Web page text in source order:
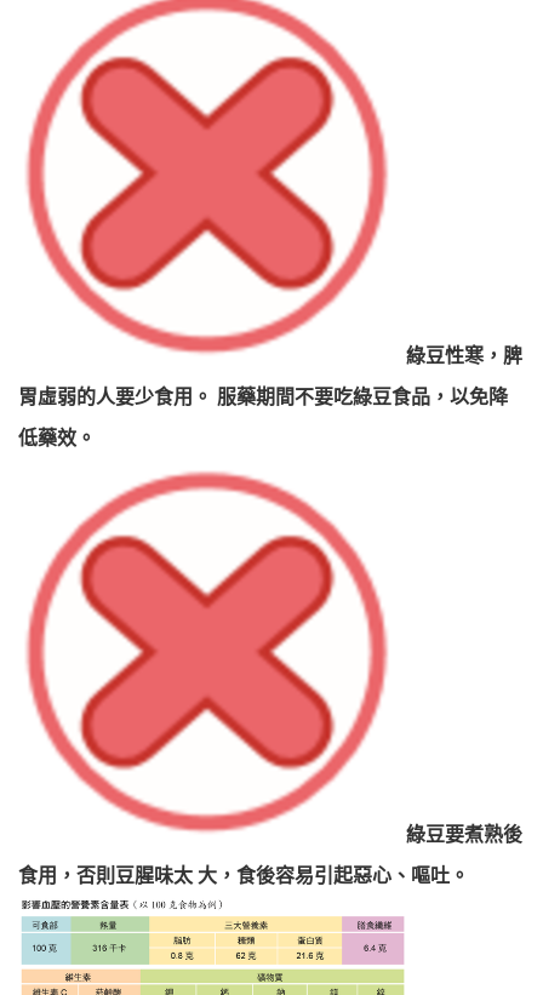
綠豆性寒，脾
胃虛弱的人要少食用。 服藥期間不要吃綠豆食品，以免降
低藥效。
綠豆要煮熟後
食用，否則豆腥味太 大，食後容易引起惡心、嘔吐。